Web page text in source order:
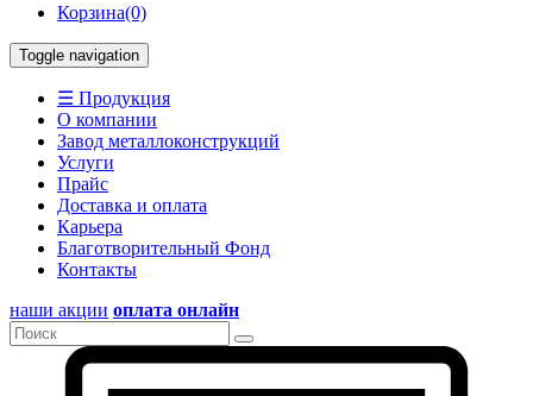
Корзина(0)
Toggle navigation
☰ Продукция
О компании
Завод металлоконструкций
Услуги
Прайс
Доставка и оплата
Карьера
Благотворительный Фонд
Контакты
наши акции оплата онлайн